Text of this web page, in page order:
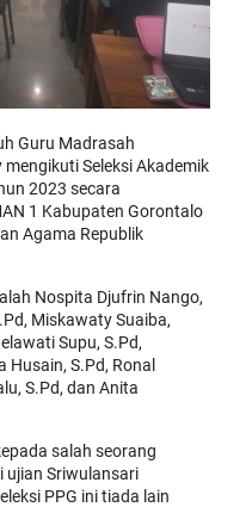
Guru Madrasah
Seleksi Akademik
2023 secara
1 Kabupaten Gorontalo
Agama Republik
Nospita Djufrin Nango,
Miskawaty Suaiba,
Supu, S.Pd,
S.Pd, Ronal
S.Pd, dan Anita
salah seorang
ujian Sriwulansari
PPG ini tiada lain